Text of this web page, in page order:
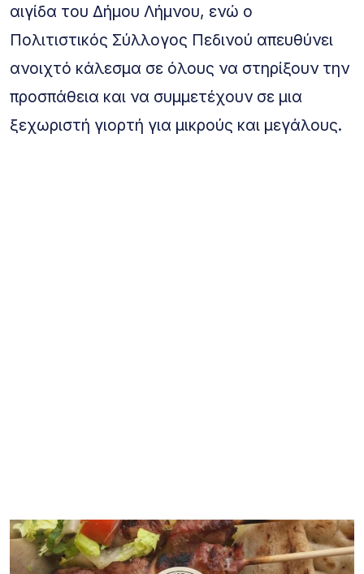
αιγίδα του Δήμου Λήμνου, ενώ ο
Πολιτιστικός Σύλλογος Πεδινού απευθύνει
ανοιχτό κάλεσμα σε όλους να στηρίξουν την
προσπάθεια και να συμμετέχουν σε μια
ξεχωριστή γιορτή για μικρούς και μεγάλους.